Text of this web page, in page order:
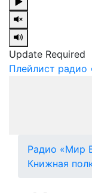
Update Required
Плейлист радио
Радио «Мир
Книжная